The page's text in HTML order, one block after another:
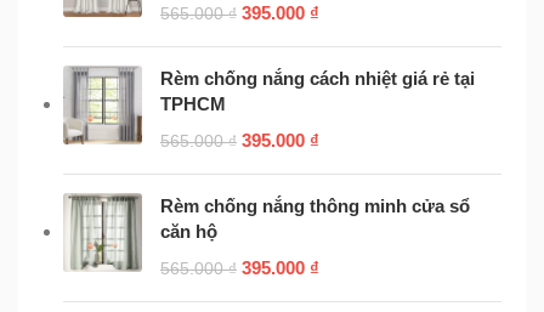
565.000₫ 395.000 ₫
Rèm chống nắng cách nhiệt giá rẻ tại
TPHCM
565.000₫ 395.000 ₫
Rèm chống nắng thông minh cửa sổ
căn hộ
565.000₫ 395.000 ₫